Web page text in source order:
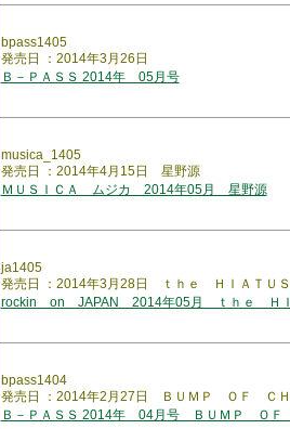
bpass1405
発売日 ：2014年3月26日
Ｂ－ＰＡＳＳ 2014年 05月号
musica_1405
発売日 ：2014年4月15日 星野源
ＭＵＳＩＣＡ ムジカ 2014年05月 星野源
ja1405
発売日 ：2014年3月28日 ｔｈｅ ＨＩＡＴＵＳ
rockin on JAPAN 2014年05月 ｔｈｅ Ｈ
bpass1404
発売日 ：2014年2月27日 ＢＵＭＰ ＯＦ ＣＨ
Ｂ－ＰＡＳＳ 2014年 04月号 ＢＵＭＰ Ｏ